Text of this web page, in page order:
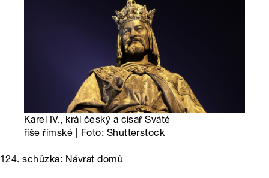
Karel IV., král český a císař Sváté
říše římské | Foto: Shutterstock
124. schůzka: Návrat domů